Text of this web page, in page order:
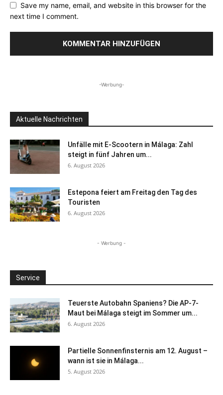
Save my name, email, and website in this browser for the
next time I comment.
-Werbung-
Aktuelle Nachrichten
Unfälle mit E-Scootern in Málaga: Zahl
steigt in fünf Jahren um...
6. August 2026
Estepona feiert am Freitag den Tag des
Touristen
6. August 2026
- Werbung -
Service
Teuerste Autobahn Spaniens? Die AP-7-
Maut bei Málaga steigt im Sommer um...
6. August 2026
Partielle Sonnenfinsternis am 12. August –
wann ist sie in Málaga...
5. August 2026